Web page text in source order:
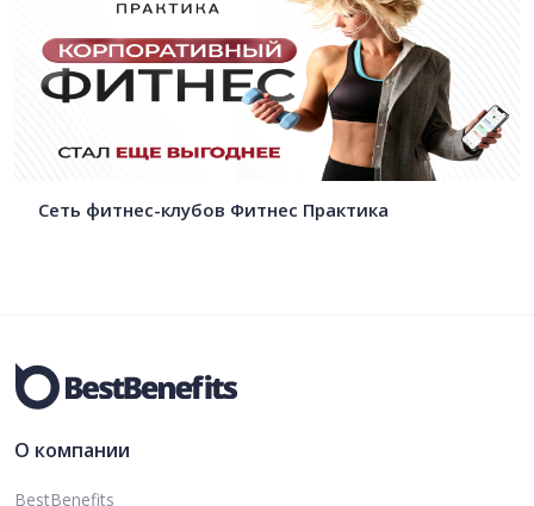
Сеть фитнес-клубов Фитнес Практика
О компании
BestBenefits